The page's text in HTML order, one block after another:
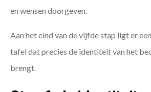
en wensen doorgeven.
Aan het eind van de vijfde stap ligt er
tafel dat precies de identiteit van het
brengt.